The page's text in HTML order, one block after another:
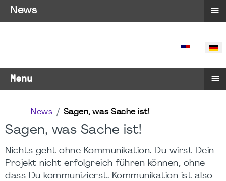
SPRACHE
Menu ≡
News Sagen, was Sache ist!
Sagen, was Sache ist!
Nichts geht ohne Kommunikation. Du wirst Dein
Projekt nicht erfolgreich führen können, ohne
dass Du kommunizierst. Kommunikation ist also
News ≡